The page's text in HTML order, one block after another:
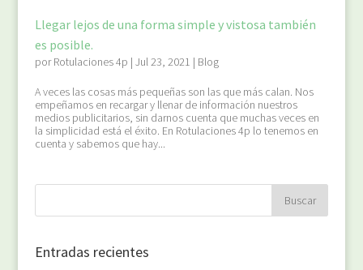
Llegar lejos de una forma simple y vistosa también
es posible.
porRotulaciones 4p | Jul 23, 2021 | Blog
A veces las cosas más pequeñas son las que más calan. Nos
empeñamos en recargar y llenar de información nuestros
medios publicitarios, sin darnos cuenta que muchas veces en
la simplicidad está el éxito. En Rotulaciones 4p lo tenemos en
cuenta y sabemos que hay...
Entradas recientes